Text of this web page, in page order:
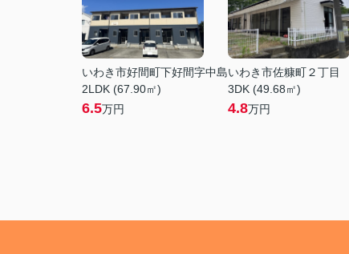
いわき市好間町下好間字中島
2LDK (67.90㎡)
6.5万円
いわき市佐糠町２丁目
3DK (49.68㎡)
4.8万円